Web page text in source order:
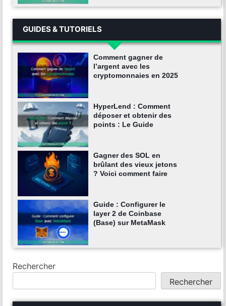
GUIDES & TUTORIELS
Comment gagner de
l’argent avec les
cryptomonnaies en 2025
HyperLend : Comment
déposer et obtenir des
points : Le Guide
Gagner des SOL en
brûlant des vieux jetons
? Voici comment faire
Guide : Configurer le
layer 2 de Coinbase
(Base) sur MetaMask
Rechercher
Rechercher